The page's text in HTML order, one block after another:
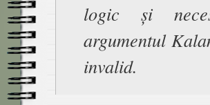
logic și
argumentul
invalid.